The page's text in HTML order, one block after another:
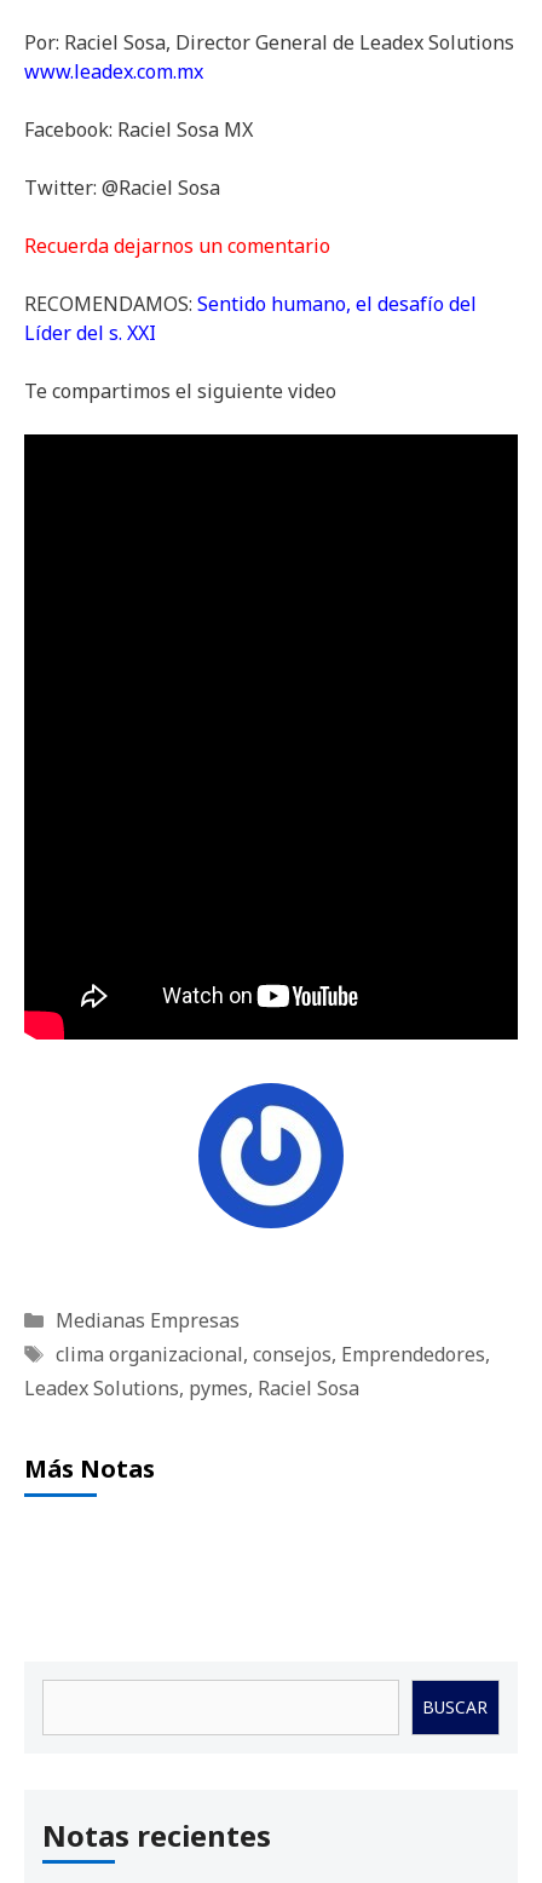
Por: Raciel Sosa, Director General de Leadex Solutions
www.leadex.com.mx
Facebook: Raciel Sosa MX
Twitter: @Raciel Sosa
Recuerda dejarnos un comentario
RECOMENDAMOS: Sentido humano, el desafío del
Líder del s. XXI
Te compartimos el siguiente video
Categorías
Medianas Empresas
Etiquetas
clima organizacional, consejos, Emprendedores,
Leadex Solutions, pymes, Raciel Sosa
Más Notas
BUSCAR
Notas recientes